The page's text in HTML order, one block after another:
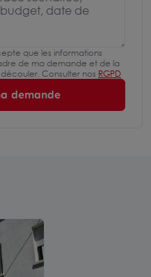
que les informations
de ma demande et de la
Consulter nos RGPD
demande